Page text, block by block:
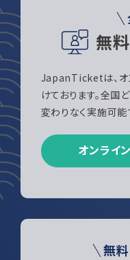
無
JapanTicketは、オ
けております。全国
変わりなく実施可能
オンライ
無